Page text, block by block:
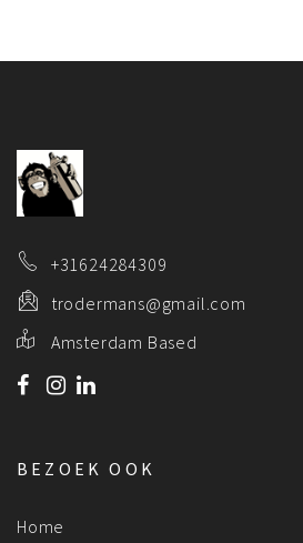
+31624284309
trodermans@gmail.com
Amsterdam Based
BEZOEK OOK
Home